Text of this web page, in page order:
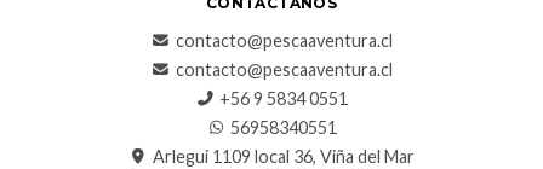
contacto@pescaaventura.cl
contacto@pescaaventura.cl
+56 9 5834 0551
56958340551
Arlegui 1109 local 36, Viña del Mar